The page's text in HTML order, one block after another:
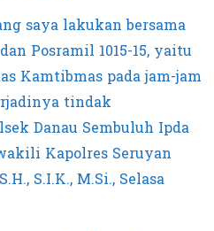
saya lakukan bersama
Posramil 1015-15, yaitu
Kamtibmas pada jam-jam
tindak
Danau Sembuluh Ipda
Kapolres Seruyan
S.I.K., M.Si., Selasa